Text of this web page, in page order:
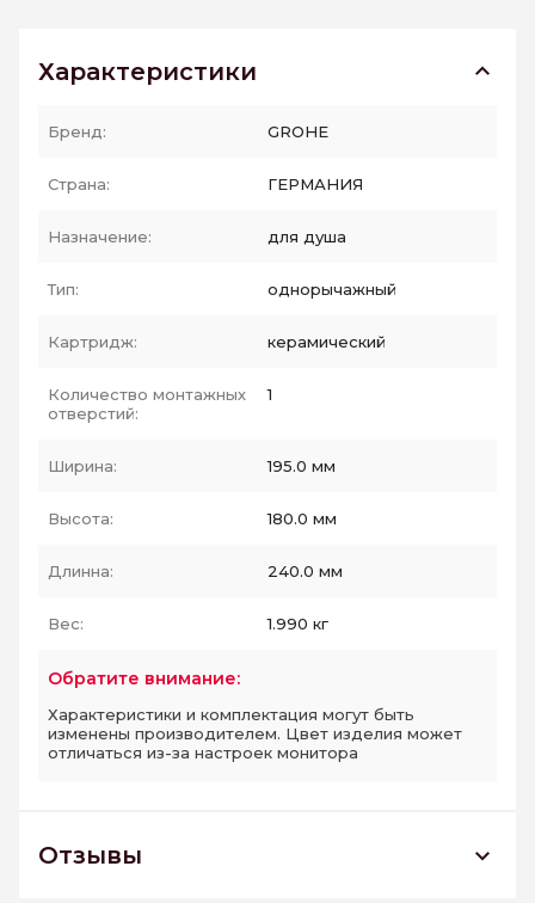
Характеристики
Бренд: GROHE
Страна: ГЕРМАНИЯ
Назначение: для душа
Тип: однорычажный
Картридж: керамический
Количество монтажных
отверстий:
1
Ширина: 195.0 мм
Высота: 180.0 мм
Длинна: 240.0 мм
Вес: 1.990 кг
Обратите внимание:
Характеристики и комплектация могут быть
изменены производителем. Цвет изделия может
отличаться из-за настроек монитора
Отзывы